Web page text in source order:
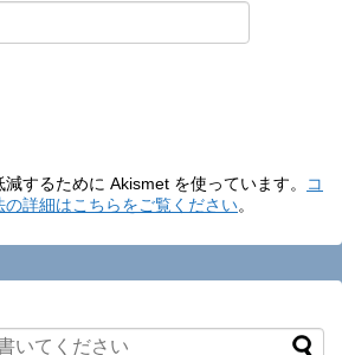
するために Akismet を使っています。
コ
の詳細はこちらをご覧ください。